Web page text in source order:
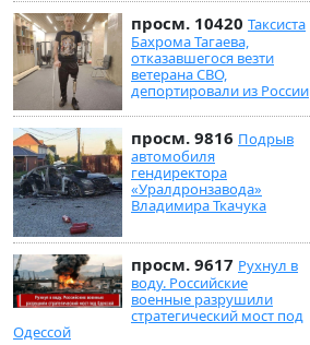
просм. 10420 Таксиста
Бахрома Тагаева,
отказавшегося везти
ветерана СВО,
депортировали из России
просм. 9816 Подрыв
автомобиля
гендиректора
«Уралдронзавода»
Владимира Ткачука
просм. 9617 Рухнул в
воду. Российские
военные разрушили
стратегический мост под
Одессой